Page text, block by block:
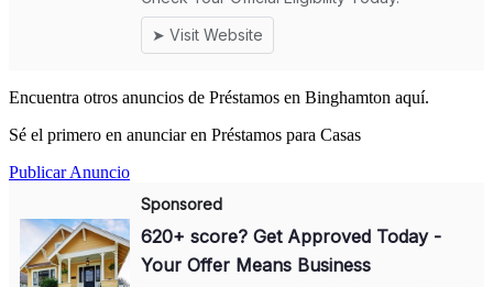
Encuentra otros anuncios de Préstamos en Binghamton aquí.
Sé el primero en anunciar en Préstamos para Casas
Publicar Anuncio